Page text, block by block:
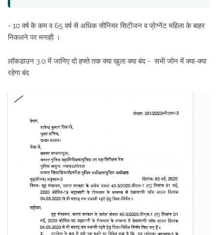
- 10 वर्ष के कम व 65 वर्ष से अधिक सीनियर सिटीजन व प्रेग्नेंट महिला के बाहर
निकलने पर मनाही ।
लॉकडाउन 3.0 में जानिए दो हफ्ते तक क्या खुला क्या बंद - सभी जोन में क्या-क्या
रहेगा बंद